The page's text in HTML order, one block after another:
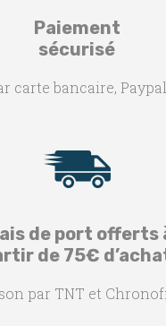
Paiement
sécurisé
carte bancaire, Paypal
de port offerts
de 75€
par TNT et